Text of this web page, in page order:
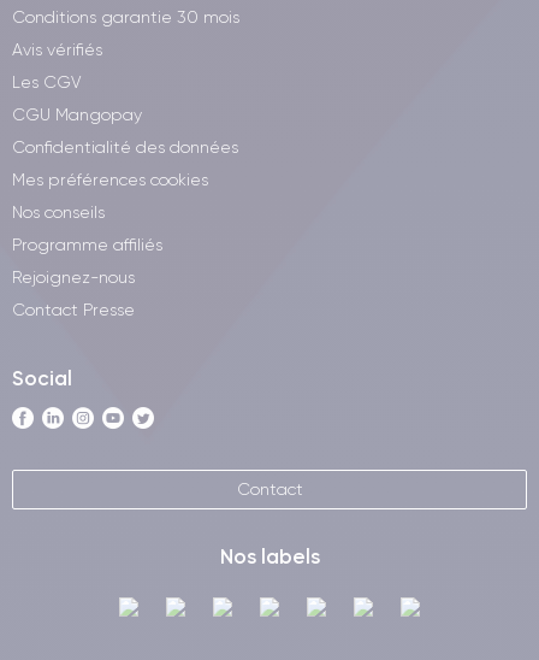
Conditions garantie 30 mois
Avis vérifiés
Les CGV
CGU Mangopay
Confidentialité des données
Mes préférences cookies
Nos conseils
Programme affiliés
Rejoignez-nous
Contact Presse
Social
Contact
Nos labels